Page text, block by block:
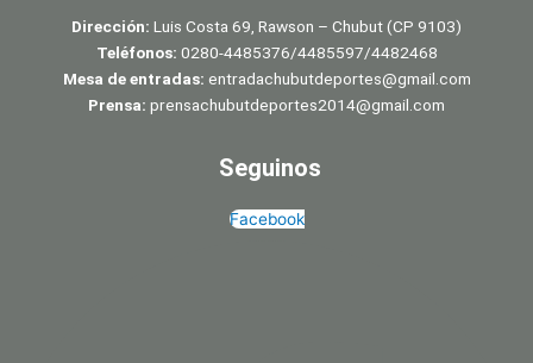
Dirección: Luis Costa 69, Rawson – Chubut (CP 9103)
Teléfonos: 0280-4485376/4485597/4482468
Mesa de entradas: entradachubutdeportes@gmail.com
Prensa: prensachubutdeportes2014@gmail.com
Seguinos
Facebook